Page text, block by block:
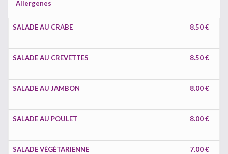
Allergenes
SALADE AU CRABE 8.50 €
SALADE AU CREVETTES 8.50 €
SALADE AU JAMBON 8.00 €
SALADE AU POULET 8.00 €
SALADE VÉGÉTARIENNE 7.00 €